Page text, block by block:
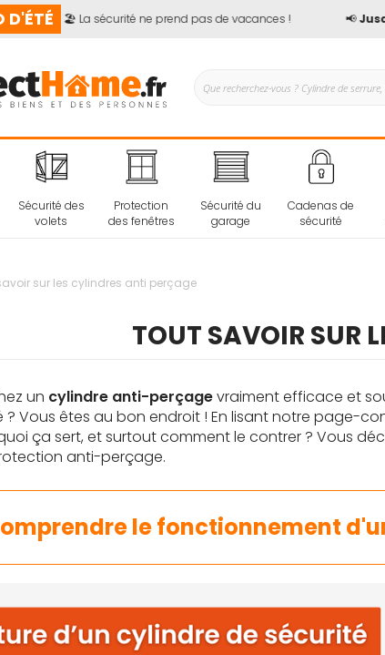
D'ÉTÉ🏖️ La sécurité ne prend pas de vacances ! Jusqu'à
Sécurité des
volets
Protection
des fenêtres
Sécurité du
garage
Cadenas de
sécurité
sur les cylindres anti perçage
TOUT SAVOIR SUR
un cylindre anti-perçagevraiment efficace et
Vous êtes au bon endroit ! En lisant notre page-
ça sert, et surtout comment le contrer ? Vous
anti-perçage.
le fonctionnement